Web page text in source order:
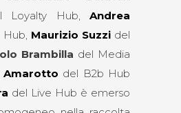
Loyalty Hub, Andrea
Hub, Maurizio Suzzi del
Brambilla del Media
Amarotto del B2b Hub
del Live Hub è emerso